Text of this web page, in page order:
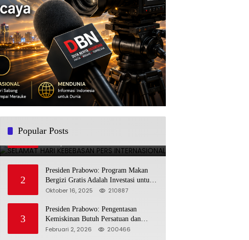
Popular Posts
1
PERS INTERNASIONAL
Mei 3, 2025 224690
2
Presiden Prabowo: Program Makan
Bergizi Gratis Adalah Investasi untuk
Masa Depan Bangsa
Oktober 16, 2025 210887
3
Presiden Prabowo: Pengentasan
Kemiskinan Butuh Persatuan dan
Kepemimpinan yang Bertanggung
Februari 2, 2026 200466